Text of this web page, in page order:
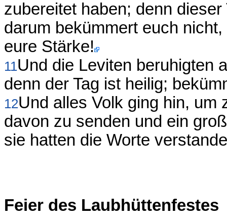
zubereitet haben; denn
darum bekümmert euch
eure Stärke!
11Und die Leviten beruhigten
denn der Tag ist heilig;
12Und alles Volk ging hin, um
davon zu senden und ein
sie hatten die Worte
Feier des Laubhüttenfestes